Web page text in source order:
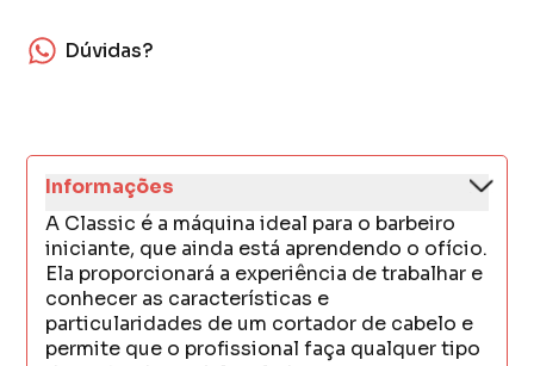
Dúvidas?
Informações
A Classic é a máquina ideal para o barbeiro
iniciante, que ainda está aprendendo o ofício.
Ela proporcionará a experiência de trabalhar e
conhecer as características e
particularidades de um cortador de cabelo e
permite que o profissional faça qualquer tipo